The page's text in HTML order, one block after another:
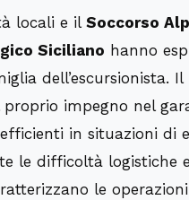
locali e il Soccorso
Siciliano hanno
dell’escursionista.
impegno nel
in situazioni di
le difficoltà logistiche
le